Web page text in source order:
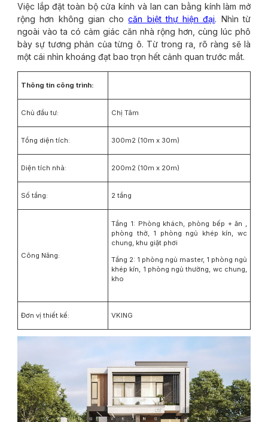
Việc lắp đặt toàn bộ cửa kính và lan can bằng kính làm mở
rộng hơn không gian chocăn biệt thự hiện đại. Nhìn từ
ngoài vào ta có cảm giác căn nhà rộng hơn, cùng lúc phô
bày sự tương phản của từng ô. Từ trong ra, rõ ràng sẽ là
một cái nhìn khoáng đạt bao trọn hết cảnh quan trước mắt.
Thông tin công trình:
Chủ đầu tư: Chị Tâm
Tổng diện tích: 300m2 (10m x 30m)
Diện tích nhà: 200m2 (10m x 20m)
Số tầng: 2 tầng
Công Năng:
Tầng 1: Phòng khách, phòng bếp + ăn ,
phòng thờ, 1 phòng ngủ khép kín, wc
chung, khu giặt phơi
Tầng 2: 1 phòng ngủ master, 1 phòng ngủ
khép kín, 1 phòng ngủ thường, wc chung,
kho
Đơn vị thiết kế: VKING